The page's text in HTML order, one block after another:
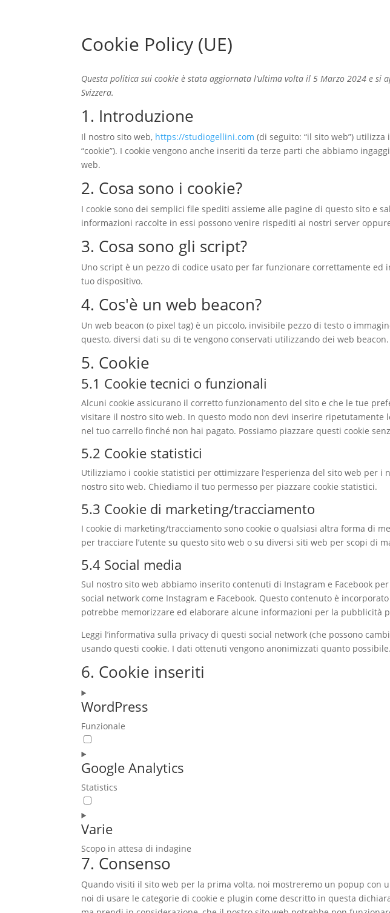
Cookie Policy (UE)
Questa politica sui cookie è stata aggiornata l’ultima volta il 5 Marzo 2024 e
Svizzera.
1. Introduzione
Il nostro sito web, https://studiogellini.com (di seguito: “il sito web”)
“cookie”). I cookie vengono anche inseriti da terze parti che abbiamo
web.
2. Cosa sono i cookie?
I cookie sono dei semplici file spediti assieme alle pagine di questo sito e
informazioni raccolte in essi possono venire rispediti ai nostri server
3. Cosa sono gli script?
Uno script è un pezzo di codice usato per far funzionare correttamente
tuo dispositivo.
4. Cos'è un web beacon?
Un web beacon (o pixel tag) è un piccolo, invisibile pezzo di testo o
questo, diversi dati su di te vengono conservati utilizzando dei web beacon.
5. Cookie
5.1 Cookie tecnici o funzionali
Alcuni cookie assicurano il corretto funzionamento del sito e che le tue
visitare il nostro sito web. In questo modo non devi inserire ripetutamente
nel tuo carrello finché non hai pagato. Possiamo piazzare questi cookie
5.2 Cookie statistici
Utilizziamo i cookie statistici per ottimizzare l’esperienza del sito web per
nostro sito web. Chiediamo il tuo permesso per piazzare cookie statistici.
5.3 Cookie di marketing/tracciamento
I cookie di marketing/tracciamento sono cookie o qualsiasi altra forma di
per tracciare l’utente su questo sito web o su diversi siti web per scopi di
5.4 Social media
Sul nostro sito web abbiamo inserito contenuti di Instagram e Facebook
social network come Instagram e Facebook. Questo contenuto è
potrebbe memorizzare ed elaborare alcune informazioni per la pubblicità
Leggi l’informativa sulla privacy di questi social network (che possono
usando questi cookie. I dati ottenuti vengono anonimizzati quanto
6. Cookie inseriti
WordPress
Funzionale
Consent
to
service
wordpress
Google Analytics
Statistics
Consent
to
service
google-
analytics
Varie
Scopo in attesa di indagine
Consent
service
varie
7. Consenso
Quando visiti il sito web per la prima volta, noi mostreremo un popup con
noi di usare le categorie di cookie e plugin come descritto in questa